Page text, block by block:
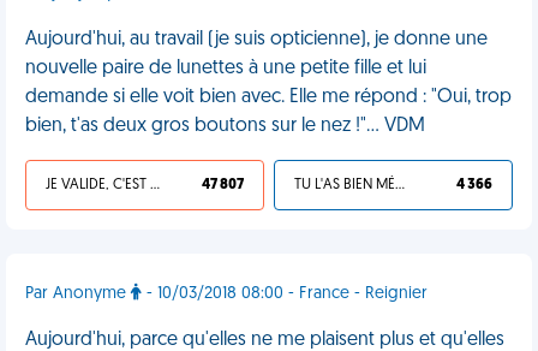
Aujourd'hui, au travail (je suis opticienne), je donne une
nouvelle paire de lunettes à une petite fille et lui
demande si elle voit bien avec. Elle me répond : "Oui, trop
bien, t'as deux gros boutons sur le nez !"... VDM
JE VALIDE, C'EST UNE VDM 47 807 TU L'AS BIEN MÉRITÉ 4 366
Par Anonyme - 10/03/2018 08:00 - France - Reignier
Aujourd'hui, parce qu'elles ne me plaisent plus et qu'elles